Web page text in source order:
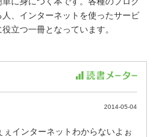
、インターネットを使ったサービ
立つ一冊となっています。
2014-05-04
ぇインターネットわからないよぉ